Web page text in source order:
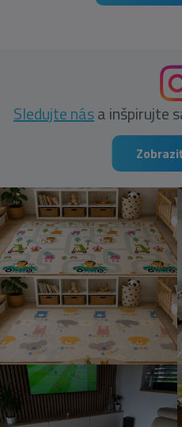
Sledujte nása inšpirujte